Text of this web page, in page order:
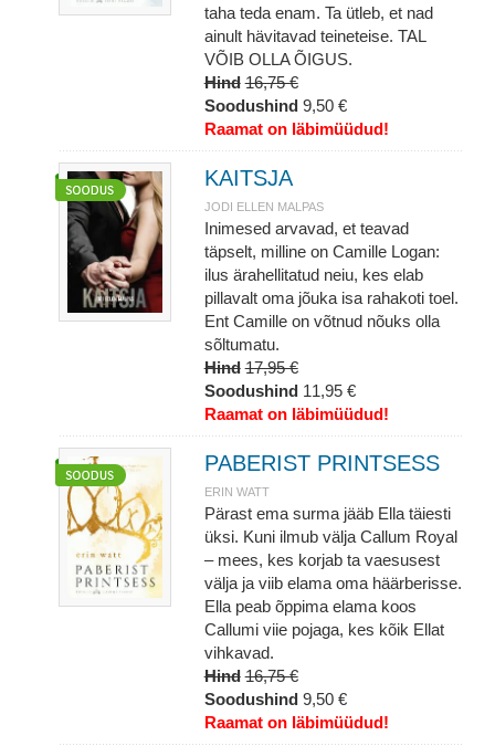
taha teda enam. Ta ütleb, et nad
ainult hävitavad teineteise. TAL
VÕIB OLLA ÕIGUS.
Hind 16,75 €
Soodushind 9,50 €
Raamat on läbimüüdud!
KAITSJA
JODI ELLEN MALPAS
Inimesed arvavad, et teavad
täpselt, milline on Camille Logan:
ilus ärahellitatud neiu, kes elab
pillavalt oma jõuka isa rahakoti toel.
Ent Camille on võtnud nõuks olla
sõltumatu.
Hind 17,95 €
Soodushind 11,95 €
Raamat on läbimüüdud!
PABERIST PRINTSESS
ERIN WATT
Pärast ema surma jääb Ella täiesti
üksi. Kuni ilmub välja Callum Royal
– mees, kes korjab ta vaesusest
välja ja viib elama oma häärberisse.
Ella peab õppima elama koos
Callumi viie pojaga, kes kõik Ellat
vihkavad.
Hind 16,75 €
Soodushind 9,50 €
Raamat on läbimüüdud!